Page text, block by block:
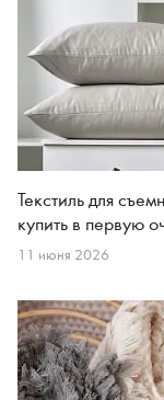
Текстиль для
купить в первую
11 июня 2026